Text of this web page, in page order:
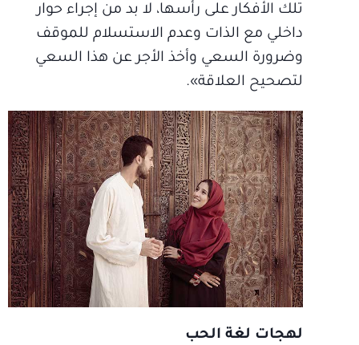
تلك الأفكار على رأسها، لا بد من إجراء حوار
داخلي مع الذات وعدم الاستسلام للموقف
وضرورة السعي وأخذ الأجر عن هذا السعي
لتصحيح العلاقة».
لهجات لغة الحب